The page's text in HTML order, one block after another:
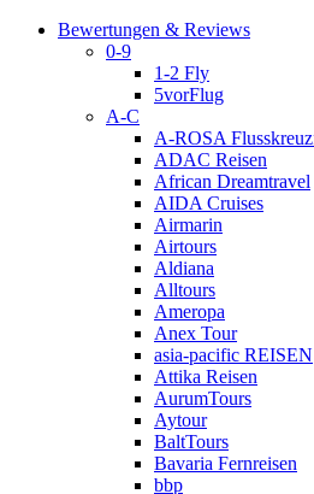
Bewertungen & Reviews
0-9
1-2 Fly
5vorFlug
A-C
A-ROSA
ADAC Reisen
African Dreamtravel
AIDA Cruises
Airmarin
Airtours
Aldiana
Alltours
Ameropa
Anex Tour
asia-pacific REISEN
Attika Reisen
AurumTours
Aytour
BaltTours
Bavaria Fernreisen
bbp